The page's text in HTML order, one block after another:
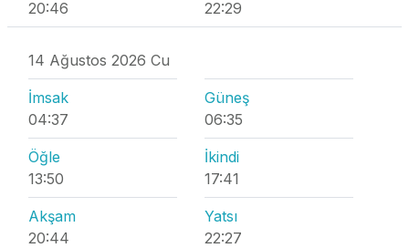
20:46
22:29
14 Ağustos 2026 Cu
İmsak
04:37
Güneş
06:35
Öğle
13:50
İkindi
17:41
Akşam
20:44
Yatsı
22:27